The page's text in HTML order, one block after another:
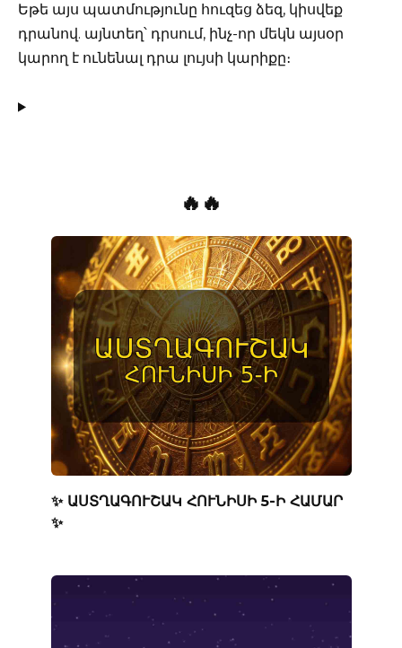
Եթե այս պատմությունը հուզեց ձեզ, կիսվեք
դրանով. այնտեղ՝ դրսում, ինչ-որ մեկն այսօր
կարող է ունենալ դրա լույսի կարիքը։
🔥🔥
✨ ԱՍՏՂԱԳՈՒՇԱԿ ՀՈՒՆԻՍԻ 5-Ի ՀԱՄԱՐ
✨